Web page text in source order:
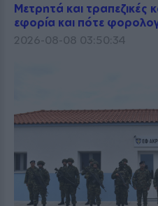
Μετρητά και τραπεζικές
εφορία και πότε
2026-08-08 03:50:34